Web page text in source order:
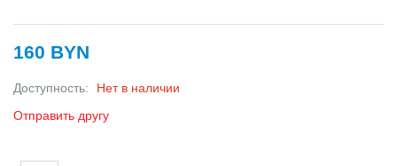
160 BYN
Доступность:
Нет в наличии
Отправить другу